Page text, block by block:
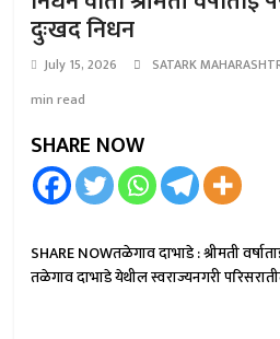
दुःखद निधन
July 15, 2026 SATARK
min read
SHARE NOW
SHARE NOWतळेगाव दाभाडे : श्रीमती
तळेगाव दाभाडे येथील स्वराज्यनगरी